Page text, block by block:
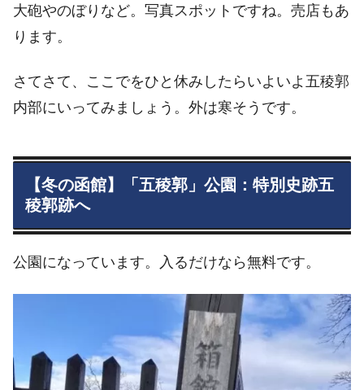
大砲やのぼりなど。写真スポットですね。売店もあ
ります。
さてさて、ここでをひと休みしたらいよいよ五稜郭
内部にいってみましょう。外は寒そうです。
【冬の函館】「五稜郭」公園：特別史跡五
稜郭跡へ
公園になっています。入るだけなら無料です。